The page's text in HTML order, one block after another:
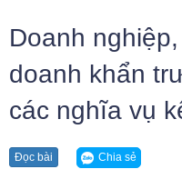
Doanh
doanh khẩn
các nghĩa vụ
Đọc bài Chia sẻ